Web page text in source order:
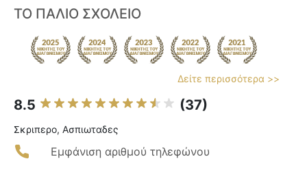
ΤΟ ΠΑΛΙΟ ΣΧΟΛΕΙΟ
Δείτε περισσότερα >>
8.5 (37)
Σκριπερο, Ασπιωταδες
Εμφάνιση αριθμού τηλεφώνου